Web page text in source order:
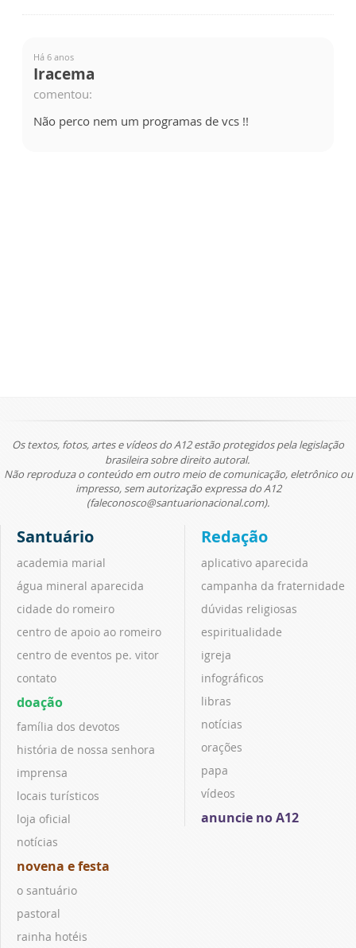
Há 6 anos
Iracema
comentou:
Não perco nem um programas de vcs !!
Os textos, fotos, artes e vídeos do A12 estão protegidos pela legislação
brasileira sobre direito autoral.
Não reproduza o conteúdo em outro meio de comunicação, eletrônico ou
impresso, sem autorização expressa do A12
(faleconosco@santuarionacional.com).
Santuário
academia marial
água mineral aparecida
cidade do romeiro
centro de apoio ao romeiro
centro de eventos pe. vitor
contato
doação
família dos devotos
história de nossa senhora
imprensa
locais turísticos
loja oficial
notícias
novena e festa
o santuário
pastoral
rainha hotéis
Redação
aplicativo aparecida
campanha da fraternidade
dúvidas religiosas
espiritualidade
igreja
infográficos
libras
notícias
orações
papa
vídeos
anuncie no A12